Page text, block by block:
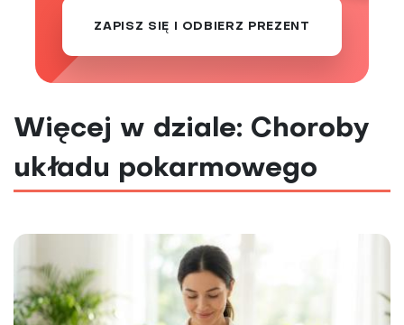
ZAPISZ SIĘ I ODBIERZ PREZENT
Więcej w dziale: Choroby
układu pokarmowego